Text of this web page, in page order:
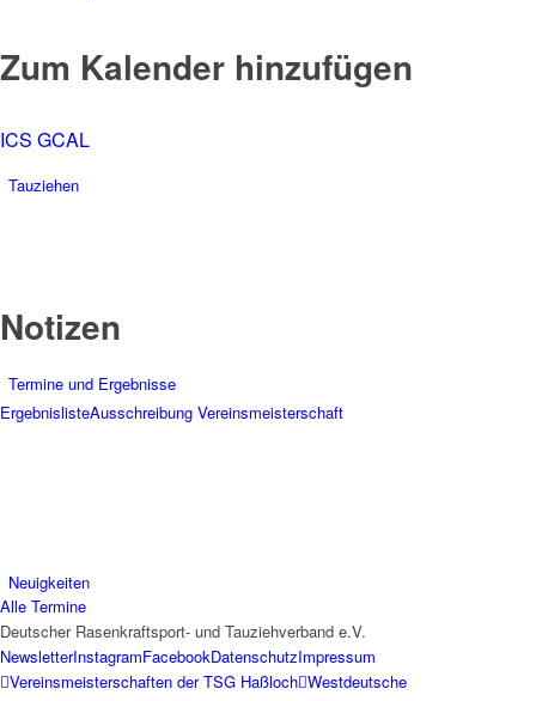
Tauziehen
Termine und Ergebnisse
Neuigkeiten
Zum Kalender hinzufügen
ICS GCAL
Notizen
ErgebnislisteAusschreibung Vereinsmeisterschaft
Alle Termine
Deutscher Rasenkraftsport- und Tauziehverband e.V.
NewsletterInstagramFacebookDatenschutzImpressum
Vereinsmeisterschaften der TSG Haßloch Westdeutsche